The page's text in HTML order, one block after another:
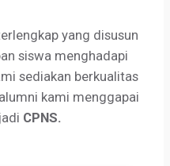
yang disusun
siswa menghadapi
sediakan berkualitas
kami menggapai
CPNS.